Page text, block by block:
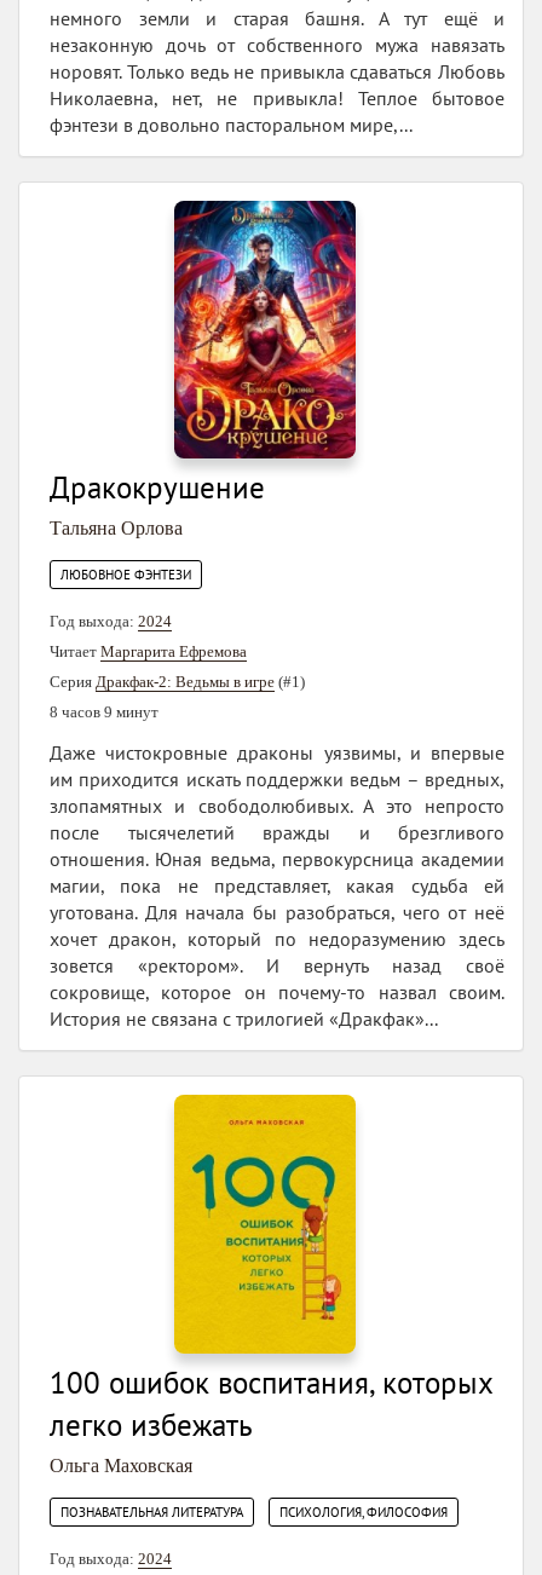
немного земли и старая башня. А тут ещё и
незаконную дочь от собственного мужа навязать
норовят. Только ведь не привыкла сдаваться Любовь
Николаевна, нет, не привыкла! Теплое бытовое
фэнтези в довольно пасторальном мире,...
Дракокрушение
Тальяна Орлова
ЛЮБОВНОЕ ФЭНТЕЗИ
Год выхода: 2024
Читает Маргарита Ефремова
Серия Дракфак-2: Ведьмы в игре (#1)
8 часов 9 минут
Даже чистокровные драконы уязвимы, и впервые
им приходится искать поддержки ведьм – вредных,
злопамятных и свободолюбивых. А это непросто
после тысячелетий вражды и брезгливого
отношения. Юная ведьма, первокурсница академии
магии, пока не представляет, какая судьба ей
уготована. Для начала бы разобраться, чего от неё
хочет дракон, который по недоразумению здесь
зовется «ректором». И вернуть назад своё
сокровище, которое он почему-то назвал своим.
История не связана с трилогией «Дракфак»...
100 ошибок воспитания, которых
легко избежать
Ольга Маховская
ПОЗНАВАТЕЛЬНАЯ ЛИТЕРАТУРА ПСИХОЛОГИЯ, ФИЛОСОФИЯ
Год выхода: 2024